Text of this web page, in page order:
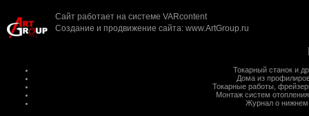
Сайт работает на системе VARcontent
Создание и продвижение сайта: www.ArtGroup.ru
Токарный станок и
Дома из
Токарные работы
Монтаж систем отопления
Журнал о нижнем